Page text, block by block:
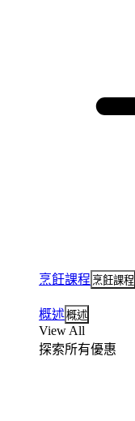
烹飪課程 烹飪課程
概述概述
View All
探索所有優惠